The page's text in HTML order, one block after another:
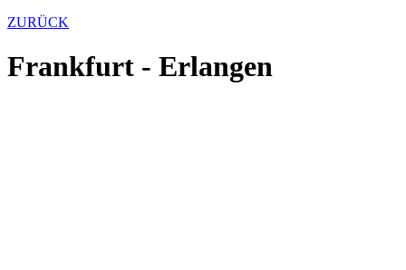
ZURÜCK
Frankfurt - Erlangen